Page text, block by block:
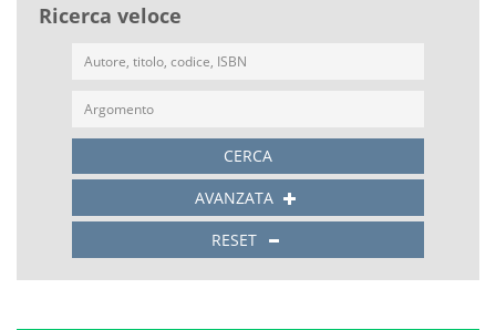
Ricerca veloce
CERCA
AVANZATA
RESET